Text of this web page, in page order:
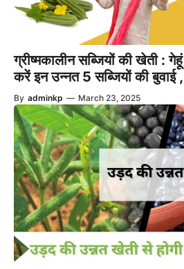
ग्रीष्मकालीन सब्जियों की खेती :
करें इन उन्नत 5 सब्जियों की बुवाई ,
By adminkp — March 23, 2025